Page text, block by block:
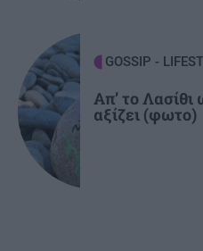
GOSSIP -
Απ’ το
αξίζει (φωτο)